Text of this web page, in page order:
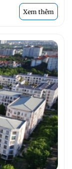
Xem thêm